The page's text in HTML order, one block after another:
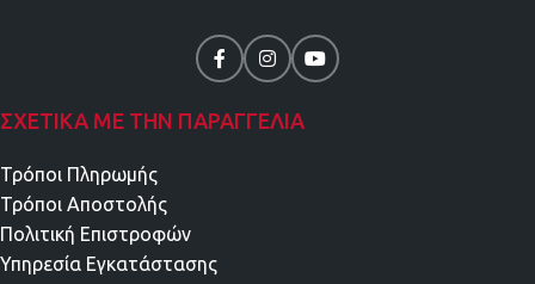
ΣΧΕΤΙΚΑ ΜΕ ΤΗΝ ΠΑΡΑΓΓΕΛΙΑ
Τρόποι Πληρωμής
Τρόποι Αποστολής
Πολιτική Επιστροφών
Υπηρεσία Εγκατάστασης